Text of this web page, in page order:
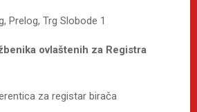
Prelog, Trg Slobode 1
ovlaštenih za Registra
za registar birača